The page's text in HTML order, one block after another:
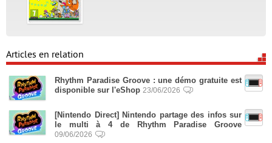
Articles en relation
Rhythm Paradise Groove : une démo gratuite est
disponible sur l'eShop 23/06/2026
[Nintendo Direct] Nintendo partage des infos sur
le multi à 4 de Rhythm Paradise Groove
09/06/2026